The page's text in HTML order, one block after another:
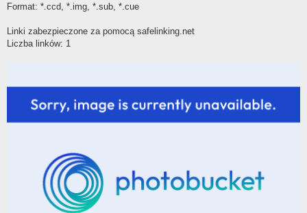
Format: *.ccd, *.img, *.sub, *.cue
Linki zabezpieczone za pomocą safelinking.net
Liczba linków: 1